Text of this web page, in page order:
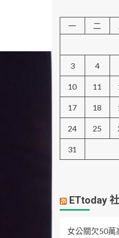
字:
一
二
3 4
10 11
17 18
24 25
31
ETtoday
女公關欠50萬